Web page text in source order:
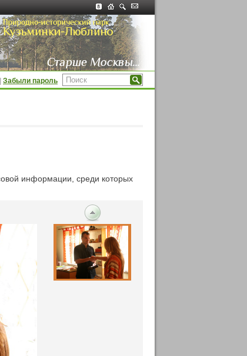
Забыли пароль
информации, среди которых